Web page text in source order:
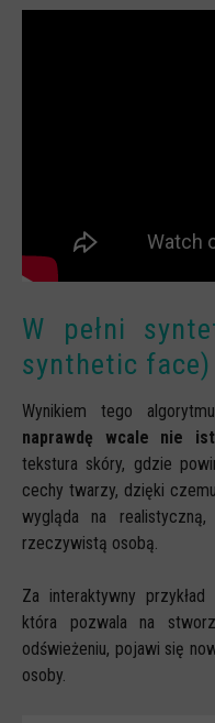
W pełni
synthetic face)
Wynikiem tego
naprawdę wcale nie
tekstura skóry, gdzie
cechy twarzy, dzięki
wygląda na
rzeczywistą osobą.
Za interaktywny
która pozwala na
odświeżeniu, pojawi się
osoby.